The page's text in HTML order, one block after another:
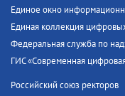
Единое окно
Единая коллекция
Федеральная служба по
ГИС «Современная
Российский союз ректоров